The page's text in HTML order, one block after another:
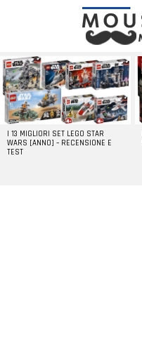
LATEST
STORIES
I 13 MIGLIORI SET LEGO STAR
WARS [ANNO] – RECENSIONE E
TEST